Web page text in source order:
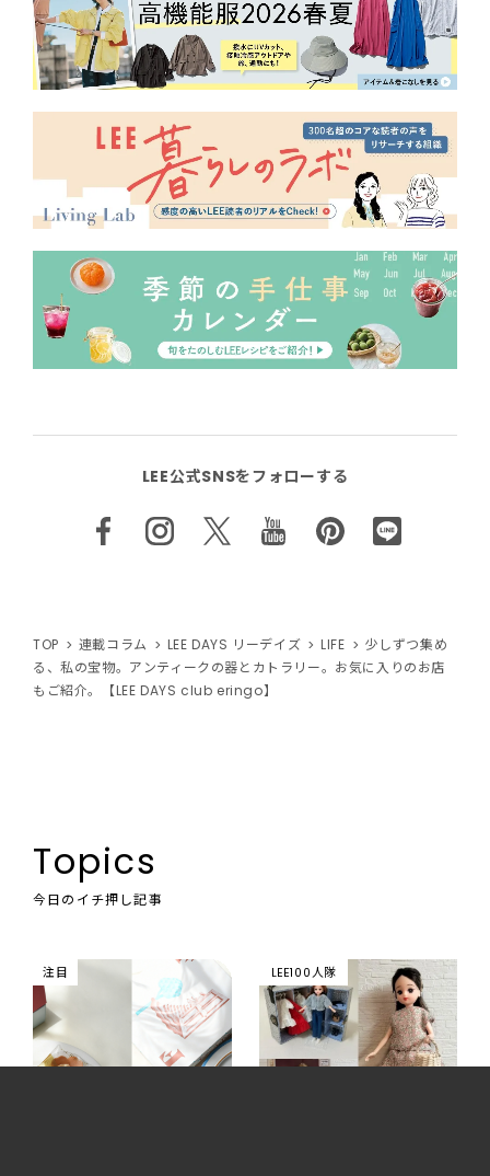
LEE公式SNSをフォローする
TOP 連載コラム LEE DAYS リーデイズ LIFE
少しずつ集め
る、私の宝物。アンティークの器とカトラリー。お気に入りのお店
もご紹介。【LEE DAYS club eringo】
Topics
今日のイチ押し記事
注目 LEE100人隊